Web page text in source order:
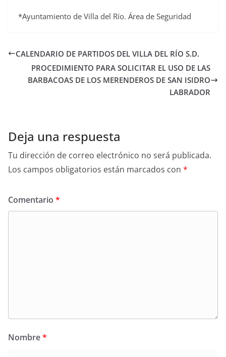
*Ayuntamiento de Villa del Río. Área de Seguridad
CALENDARIO DE PARTIDOS DEL VILLA DEL RÍO S.D.
PROCEDIMIENTO PARA SOLICITAR EL USO DE LAS
BARBACOAS DE LOS MERENDEROS DE SAN ISIDRO
LABRADOR
Deja una respuesta
Tu dirección de correo electrónico no será publicada.
Los campos obligatorios están marcados con *
Comentario *
Nombre*